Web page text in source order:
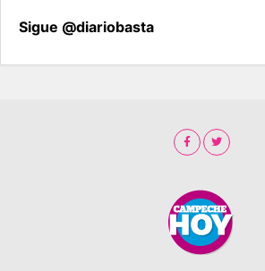
Sigue @diariobasta